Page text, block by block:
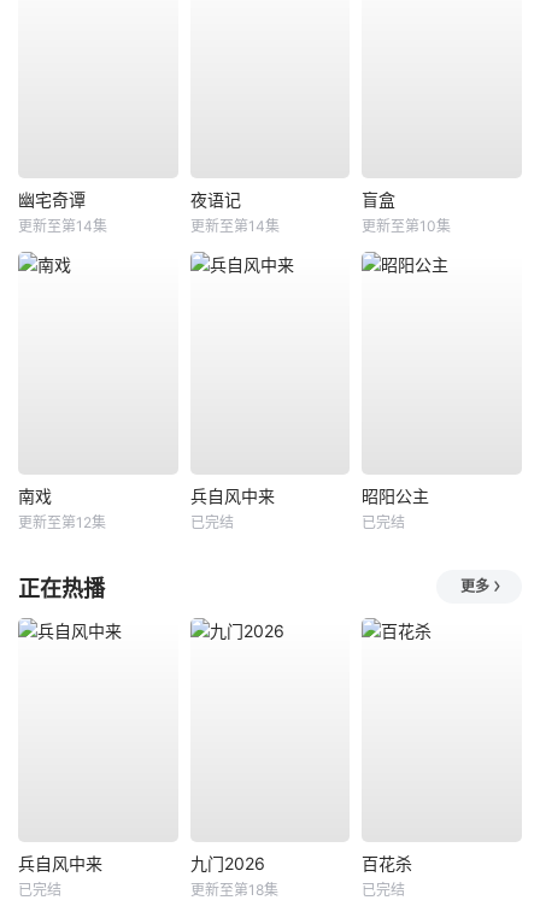
幽宅奇谭
更新至第14集
夜语记
更新至第14集
盲盒
更新至第10集
南戏
更新至第12集
兵自风中来
已完结
昭阳公主
已完结
正在热播 更多
兵自风中来
已完结
九门2026
更新至第18集
百花杀
已完结